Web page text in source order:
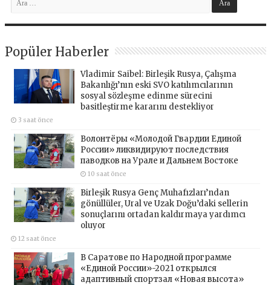
Popüler Haberler
Vladimir Saibel: Birleşik Rusya, Çalışma
Bakanlığı’nın eski SVO katılımcılarının
sosyal sözleşme edinme sürecini
basitleştirme kararını destekliyor
3 saat önce
Волонтёры «Молодой Гвардии Единой
России» ликвидируют последствия
паводков на Урале и Дальнем Востоке
10 saat önce
Birleşik Rusya Genç Muhafızları’ndan
gönüllüler, Ural ve Uzak Doğu’daki sellerin
sonuçlarını ortadan kaldırmaya yardımcı
oluyor
12 saat önce
В Саратове по Народной программе
«Единой России»-2021 открылся
адаптивный спортзал «Новая высота»